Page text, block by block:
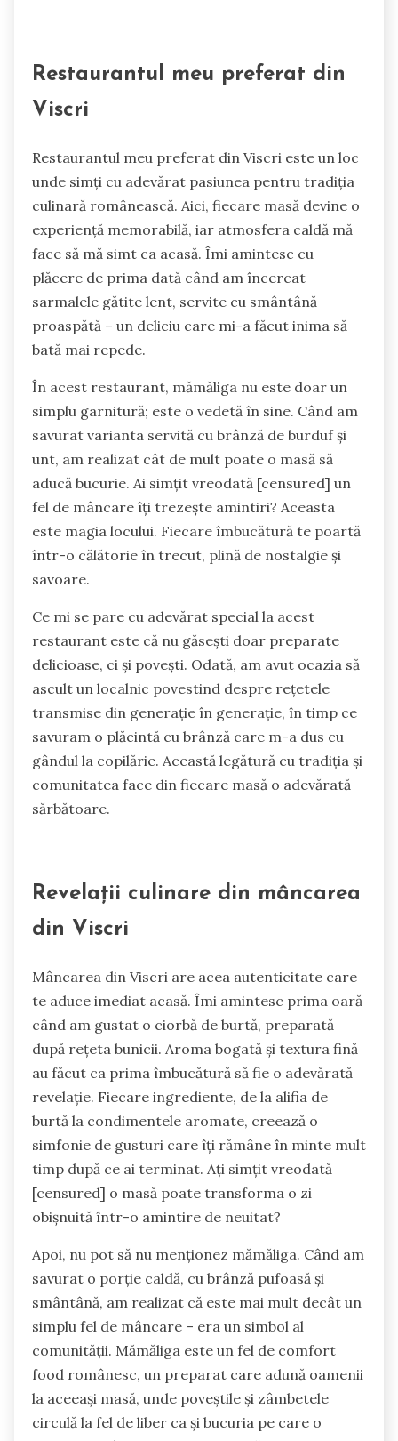
Restaurantul meu preferat din
Viscri
Restaurantul meu preferat din Viscri este un loc
unde simți cu adevărat pasiunea pentru tradiția
culinară românească. Aici, fiecare masă devine o
experiență memorabilă, iar atmosfera caldă mă
face să mă simt ca acasă. Îmi amintesc cu
plăcere de prima dată când am încercat
sarmalele gătite lent, servite cu smântână
proaspătă – un deliciu care mi-a făcut inima să
bată mai repede.
În acest restaurant, mămăliga nu este doar un
simplu garnitură; este o vedetă în sine. Când am
savurat varianta servită cu brânză de burduf și
unt, am realizat cât de mult poate o masă să
aducă bucurie. Ai simțit vreodată [censured] un
fel de mâncare îți trezește amintiri? Aceasta
este magia locului. Fiecare îmbucătură te poartă
într-o călătorie în trecut, plină de nostalgie și
savoare.
Ce mi se pare cu adevărat special la acest
restaurant este că nu găsești doar preparate
delicioase, ci și povești. Odată, am avut ocazia să
ascult un localnic povestind despre rețetele
transmise din generație în generație, în timp ce
savuram o plăcintă cu brânză care m-a dus cu
gândul la copilărie. Această legătură cu tradiția și
comunitatea face din fiecare masă o adevărată
sărbătoare.
Revelații culinare din mâncarea
din Viscri
Mâncarea din Viscri are acea autenticitate care
te aduce imediat acasă. Îmi amintesc prima oară
când am gustat o ciorbă de burtă, preparată
după rețeta bunicii. Aroma bogată și textura fină
au făcut ca prima îmbucătură să fie o adevărată
revelație. Fiecare ingrediente, de la alifia de
burtă la condimentele aromate, creează o
simfonie de gusturi care îți rămâne în minte mult
timp după ce ai terminat. Ați simțit vreodată
[censured] o masă poate transforma o zi
obișnuită într-o amintire de neuitat?
Apoi, nu pot să nu menționez mămăliga. Când am
savurat o porție caldă, cu brânză pufoasă și
smântână, am realizat că este mai mult decât un
simplu fel de mâncare – era un simbol al
comunității. Mămăliga este un fel de comfort
food românesc, un preparat care adună oamenii
la aceeași masă, unde poveștile și zâmbetele
circulă la fel de liber ca și bucuria pe care o